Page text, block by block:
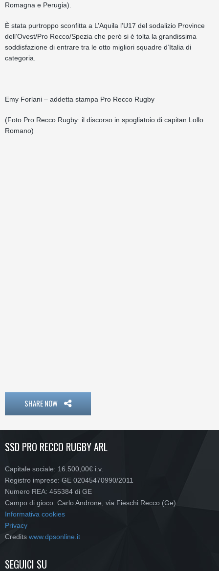
Romagna e Perugia).
È stata purtroppo sconfitta a L’Aquila l’U17 del sodalizio Province
dell’Ovest/Pro Recco/Spezia che però si è tolta la grandissima
soddisfazione di entrare tra le otto migliori squadre d’Italia di
categoria.
Emy Forlani – addetta stampa Pro Recco Rugby
(Foto Pro Recco Rugby: il discorso in spogliatoio di capitan Lollo
Romano)
SHARE NOW
SSD PRO RECCO RUGBY ARL
Capitale sociale: 16.500,00€ i.v.
Registro imprese: GE 02045470990/2011
Numero REA: 455384 di GE
Campo di gioco: Carlo Androne, via Fieschi Recco (Ge)
Informativa cookies
Privacy
Credits www.dpsonline.it
SEGUICI SU